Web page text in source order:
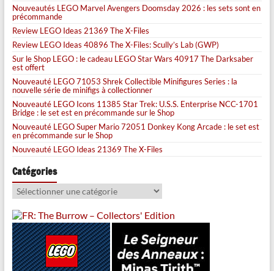
Nouveautés LEGO Marvel Avengers Doomsday 2026 : les sets sont en
précommande
Review LEGO Ideas 21369 The X-Files
Review LEGO Ideas 40896 The X-Files: Scully’s Lab (GWP)
Sur le Shop LEGO : le cadeau LEGO Star Wars 40917 The Darksaber
est offert
Nouveauté LEGO 71053 Shrek Collectible Minifigures Series : la
nouvelle série de minifigs à collectionner
Nouveauté LEGO Icons 11385 Star Trek: U.S.S. Enterprise NCC-1701
Bridge : le set est en précommande sur le Shop
Nouveauté LEGO Super Mario 72051 Donkey Kong Arcade : le set est
en précommande sur le Shop
Nouveauté LEGO Ideas 21369 The X-Files
Catégories
Catégories